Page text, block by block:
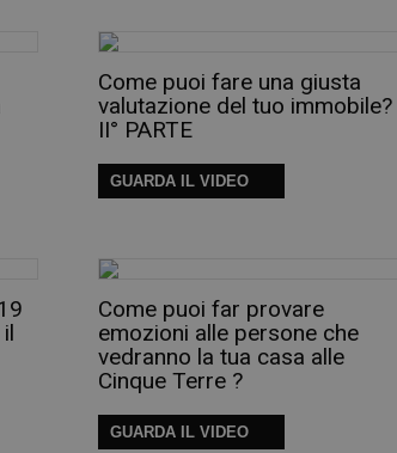
Come puoi fare una giusta
valutazione del tuo immobile?
II° PARTE
GUARDA IL VIDEO
Come puoi far provare
emozioni alle persone che
vedranno la tua casa alle
Cinque Terre ?
GUARDA IL VIDEO